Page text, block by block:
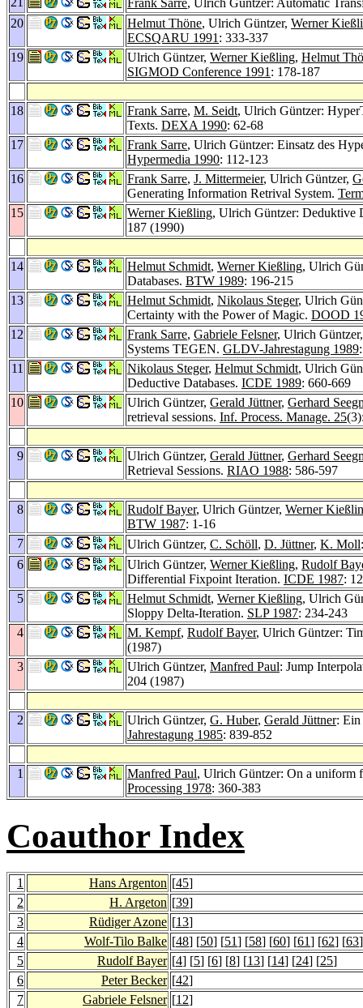
20
Helmut Thöne, Ulrich Güntzer, Werner
ECSQARU 1991 : 333-337
19
Ulrich Güntzer, Werner Kießling, Helmut
SIGMOD Conference 1991 : 178-187
18 Frank Sarre, M. Seidt, Ulrich Güntzer:
Texts. DEXA 1990: 62-68
17
Frank Sarre, Ulrich Güntzer: Einsatz des
Hypermedia 1990: 112-123
16
Frank Sarre, J. Mittermeier, Ulrich Güntzer,
Generating Information Retrival System.
15
Werner Kießling, Ulrich Güntzer: Deduktive
187 (1990)
14 Helmut Schmidt, Werner Kießling, Ulrich
Databases. BTW 1989: 196-215
13
Helmut Schmidt, Nikolaus Steger, Ulrich
Certainty with the Power of Magic. DOOD
12
Frank Sarre, Gabriele Felsner, Ulrich
Systems TEGEN. GLDV-Jahrestagung 1989
11
Nikolaus Steger, Helmut Schmidt, Ulrich
Deductive Databases. ICDE 1989: 660-669
10
Ulrich Güntzer, Gerald Jüttner, Gerhard
retrieval sessions. Inf. Process. Manage. 25
9 Ulrich Güntzer, Gerald Jüttner, Gerhard
Retrieval Sessions. RIAO 1988: 586-597
8 Rudolf Bayer, Ulrich Güntzer, Werner
BTW 1987: 1-16
7
Ulrich Güntzer, C. Schöll, D. Jüttner, K. Moll
6
Ulrich Güntzer, Werner Kießling, Rudolf
Differential Fixpoint Iteration. ICDE 1987:
5
Helmut Schmidt, Werner Kießling, Ulrich
Sloppy Delta-Iteration. SLP 1987: 234-243
4
M. Kempf, Rudolf Bayer, Ulrich Güntzer:
(1987)
3
Ulrich Güntzer, Manfred Paul: Jump
204 (1987)
2 Ulrich Güntzer, G. Huber, Gerald Jüttner: Ein
Jahrestagung 1985: 839-852
1 Manfred Paul, Ulrich Güntzer: On a uniform
Processing 1978: 360-383
Coauthor Index
1 Hans Argenton [45]
2
H. Argeton [39]
3
Rüdiger Azone [13]
4
Wolf-Tilo Balke [48] [50] [51] [58] [60] [61] [62] [63
5
Rudolf Bayer [4] [5] [6] [8] [13] [14] [24] [25]
6
Peter Becker [42]
7
Gabriele Felsner [12]